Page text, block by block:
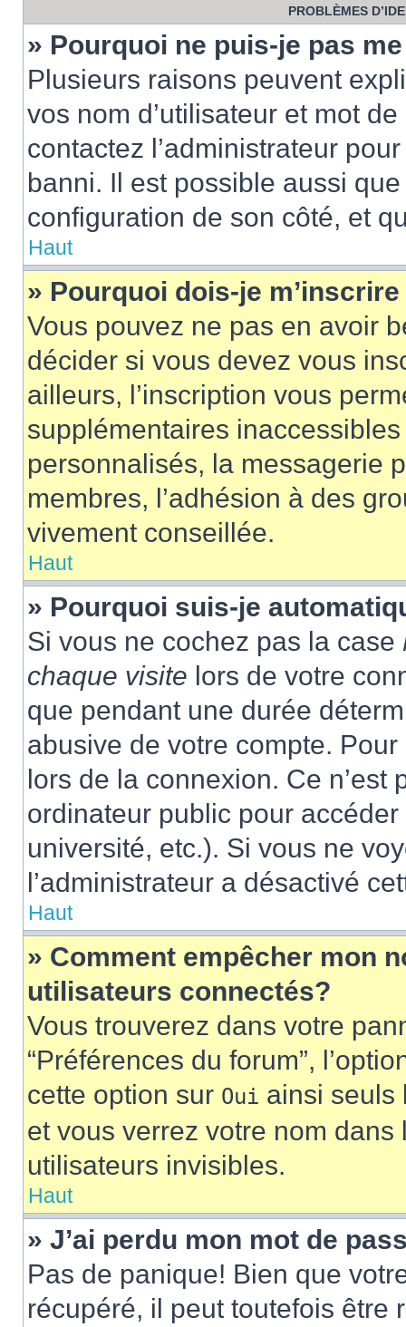
PROBLÈMES
» Pourquoi ne puis-je pas
Plusieurs raisons peuvent
vos nom d’utilisateur et mot
contactez l’administrateur
banni. Il est possible aussi
configuration de son côté, et
Haut
» Pourquoi dois-je
Vous pouvez ne pas en avoir
décider si vous devez vous
ailleurs, l’inscription vous
supplémentaires
personnalisés, la messagerie
membres, l’adhésion à des
vivement conseillée.
Haut
» Pourquoi suis-je
Si vous ne cochez pas la case
chaque visite lors de votre
que pendant une durée
abusive de votre compte.
lors de la connexion. Ce
ordinateur public pour
université, etc.). Si vous ne
l’administrateur a désactivé
Haut
» Comment empêcher mon
utilisateurs connectés?
Vous trouverez dans votre
“Préférences du forum”,
cette option sur Oui ainsi seuls
et vous verrez votre nom
utilisateurs invisibles.
Haut
» J’ai perdu mon mot de
Pas de panique! Bien que
récupéré, il peut toutefois être